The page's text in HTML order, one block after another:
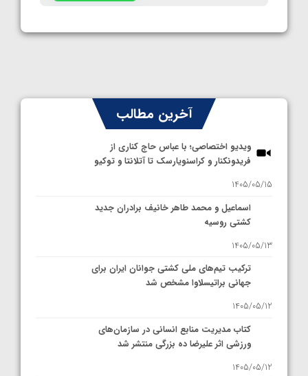
آخرین مطالب
ویدیو اختصاصی؛ با عباس حاج کناری از
فریدونکنار و کراسنویارسک تا آتلانتا و توکیو
1405/05/15
اسماعیل و محمد طاهر خانیف برادران جدید
کشتی روسیه
1405/05/13
ترکیب تیم‌های ملی کشتی جوانان ایران برای
جهانی براتیسلاوا مشخص شد
1405/05/12
کتاب مدیریت منابع انسانی در سازمان‌های
ورزشی اثر علیرضا ده بزرگی منتشر شد
1405/05/12